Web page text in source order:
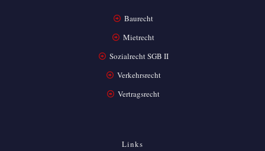
Baurecht
Mietrecht
Sozialrecht SGB II
Verkehrsrecht
Vertragsrecht
Links